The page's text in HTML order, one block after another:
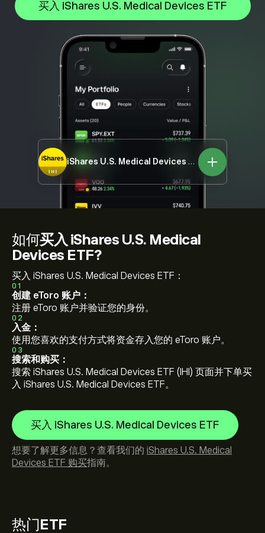
买入 iShares U.S. Medical Devices ETF
iShares U.S. Medical Devices ETF IHI
热门ETF
如何买入 iShares U.S. Medical
Devices ETF?
买入 iShares U.S. Medical Devices ETF：
01
创建 eToro 账户：
注册 eToro 账户并验证您的身份。
02
入金：
使用您喜欢的支付方式将资金存入您的 eToro 账户。
03
搜索和购买：
搜索 iShares U.S. Medical Devices ETF (IHI) 页面并下单买
入 iShares U.S. Medical Devices ETF。
买入 iShares U.S. Medical Devices ETF
想要了解更多信息？查看我们的 iShares U.S. Medical
Devices ETF 购买指南。